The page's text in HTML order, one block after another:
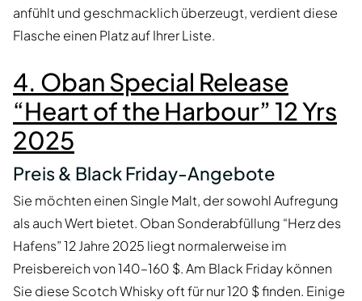
anfühlt und geschmacklich überzeugt, verdient diese
Flasche einen Platz auf Ihrer Liste.
4. Oban Special Release
“Heart of the Harbour” 12 Yrs
2025
Preis & Black Friday-Angebote
Sie möchten einen Single Malt, der sowohl Aufregung
als auch Wert bietet. Oban Sonderabfüllung “Herz des
Hafens” 12 Jahre 2025 liegt normalerweise im
Preisbereich von 140–160 $. Am Black Friday können
Sie diese Scotch Whisky oft für nur 120 $ finden. Einige